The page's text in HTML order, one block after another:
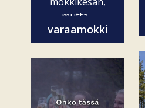
mutta...
varaamokki